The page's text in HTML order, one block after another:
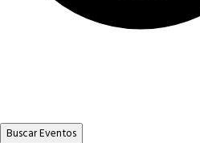
Buscar Eventos